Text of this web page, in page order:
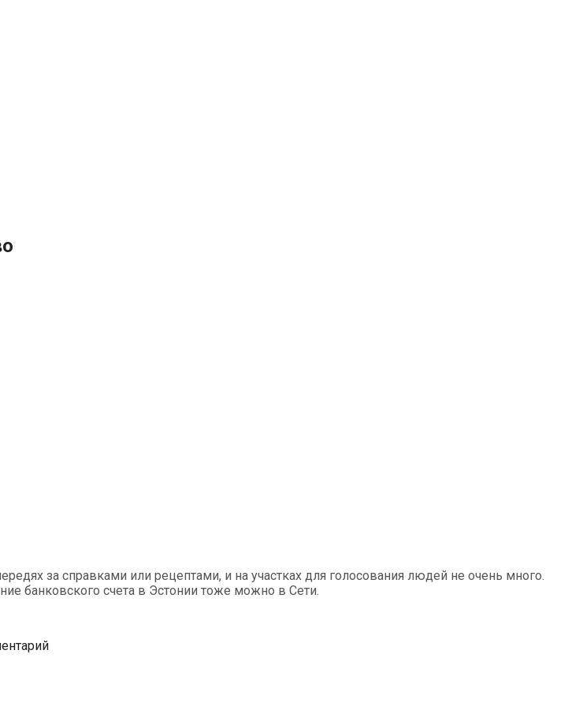
за справками или рецептами, и на участках для голосования людей не очень много.
банковского счета в Эстонии тоже можно в Сети.